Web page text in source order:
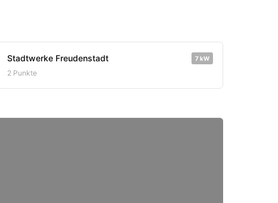
Stadtwerke Freudenstadt 7 kW
2 Punkte